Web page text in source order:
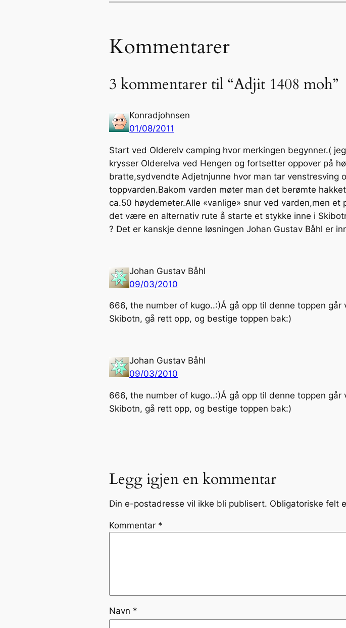
Kommentarer
3 kommentarer til “Adjit 1408 moh”
Konradjohnsen
01/08/2011
Start ved Olderelv camping hvor merkingen begynner.(
krysser Olderelva ved Hengen og fortsetter oppover på
bratte,sydvendte Adjetnjunne hvor man tar venstresving
toppvarden.Bakom varden møter man det berømte
ca.50 høydemeter.Alle «vanlige» snur ved varden,men
det være en alternativ rute å starte et stykke inne i
? Det er kanskje denne løsningen Johan Gustav Båhl er
Johan Gustav Båhl
09/03/2010
666, the number of kugo..:)Å gå opp til denne toppen
Skibotn, gå rett opp, og bestige toppen bak:)
Johan Gustav Båhl
09/03/2010
666, the number of kugo..:)Å gå opp til denne toppen
Skibotn, gå rett opp, og bestige toppen bak:)
Legg igjen en kommentar
Din e-postadresse vil ikke bli publisert. Obligatoriske felt
Kommentar *
Navn *